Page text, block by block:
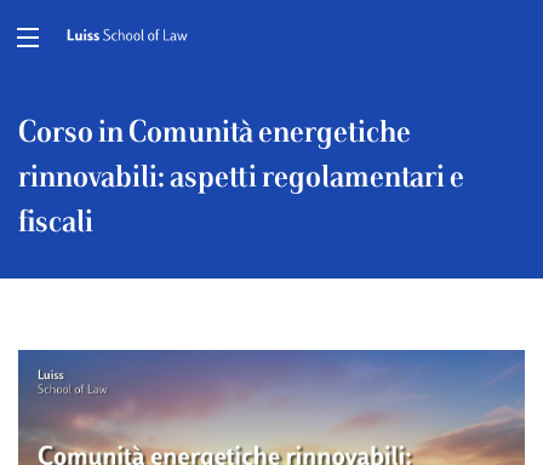
Corso in Comunità energetiche
rinnovabili: aspetti regolamentari e
fiscali